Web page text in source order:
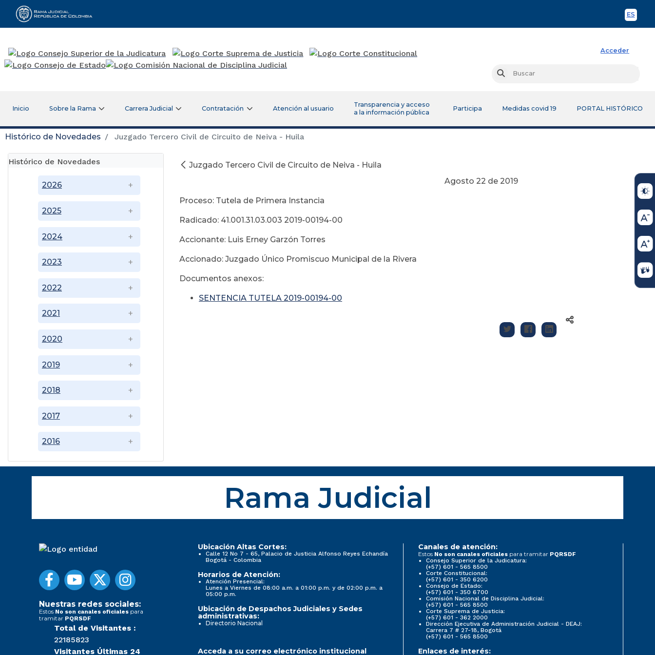
ES
Rama Judicial
Acceder
Buscar
Inicio Sobre la Rama Carrera Judicial Contratación Atención al usuario
Transparencia y acceso
a la información pública
Participa Medidas covid 19 PORTAL HISTÓRICO
Histórico de Novedades Juzgado Tercero Civil de Circuito de Neiva - Huila
Histórico de Novedades
2016
2017
2018
2019
2020
2021
2022
2023
2024
2025
2026
Juzgado Tercero Civil de Circuito de Neiva - Huila
Agosto 22 de 2019
Proceso: Tutela de Primera Instancia
Radicado: 41.001.31.03.003 2019-00194-00
Accionante: Luis Erney Garzón Torres
Accionado: Juzgado Único Promiscuo Municipal de la Rivera
Documentos anexos:
SENTENCIA TUTELA 2019-00194-00
Rama Judicial
Nuestras redes sociales:
Estos No son canales oficiales para
tramitar PQRSDF
Total de Visitantes :
22185823
Visitantes Últimas 24
Ubicación Altas Cortes:
Calle 12 No 7 - 65, Palacio de Justicia Alfonso Reyes Echandía
Bogotá - Colombia
Horarios de Atención:
Atención Presencial:
Lunes a Viernes de 08:00 a.m. a 01:00 p.m. y de 02:00 p.m. a
05:00 p.m.
Ubicación de Despachos Judiciales y Sedes
administrativas:
Directorio Nacional
Canales de atención:
Estos No son canales oficiales para tramitar PQRSDF
Consejo Superior de la Judicatura:
(+57) 601 - 565 8500
Corte Constitucional:
(+57) 601 - 350 6200
Consejo de Estado:
(+57) 601 - 350 6700
Comisión Nacional de Disciplina Judicial:
(+57) 601 - 565 8500
Corte Suprema de Justicia:
(+57) 601 - 362 2000
Dirección Ejecutiva de Administración Judicial - DEAJ:
Carrera 7 # 27-18, Bogotá
(+57) 601 - 565 8500
Acceda a su correo electrónico institucional Enlaces de interés: